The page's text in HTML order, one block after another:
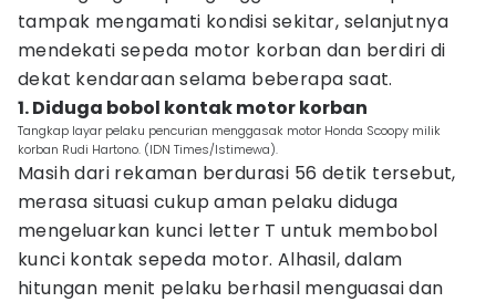
tampak mengamati kondisi sekitar, selanjutnya
mendekati sepeda motor korban dan berdiri di
dekat kendaraan selama beberapa saat.
1. Diduga bobol kontak motor korban
Tangkap layar pelaku pencurian menggasak motor Honda Scoopy milik
korban Rudi Hartono. (IDN Times/Istimewa).
Masih dari rekaman berdurasi 56 detik tersebut,
merasa situasi cukup aman pelaku diduga
mengeluarkan kunci letter T untuk membobol
kunci kontak sepeda motor. Alhasil, dalam
hitungan menit pelaku berhasil menguasai dan